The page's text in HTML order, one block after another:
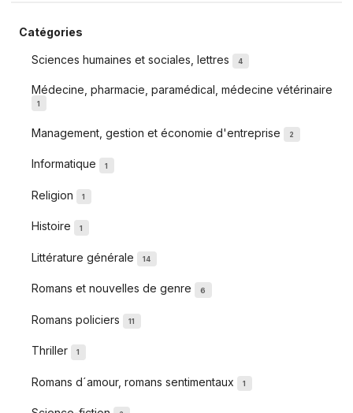
Catégories
Sciences humaines et sociales, lettres 4
Médecine, pharmacie, paramédical, médecine vétérinaire
1
Management, gestion et économie d'entreprise 2
Informatique 1
Religion 1
Histoire 1
Littérature générale 14
Romans et nouvelles de genre 6
Romans policiers 11
Thriller 1
Romans d´amour, romans sentimentaux 1